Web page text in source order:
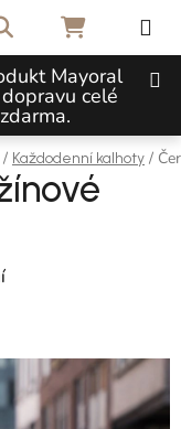
Mayoral
celé
Hledat NÁKUPNÍ
/ Každodenní kalhoty /
hvězdiček.